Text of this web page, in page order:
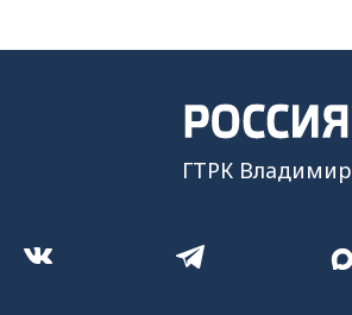
ГТРК Владимир